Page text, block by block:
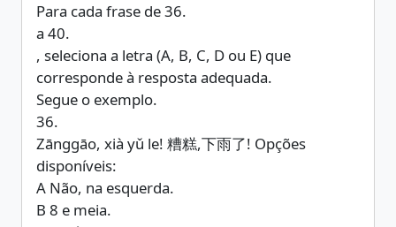
Para cada frase de 36.
a 40.
, seleciona a letra (A, B, C, D ou E) que
corresponde à resposta adequada.
Segue o exemplo.
36.
Zānggāo, xià yǔ le! 糟糕,下雨了! Opções
disponíveis:
A Não, na esquerda.
B 8 e meia.